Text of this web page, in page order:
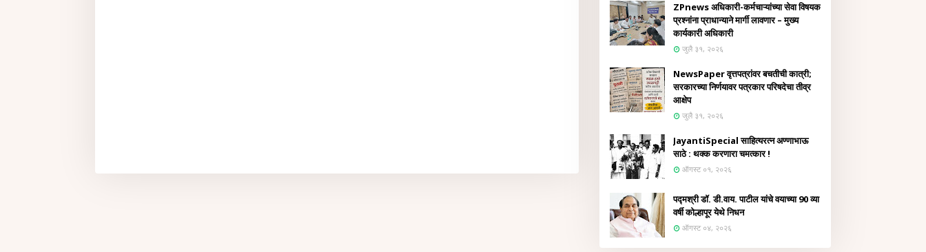
ZPnews अधिकारी-कर्मचाऱ्यांच्या सेवा विषयक
प्रश्नांना प्राधान्याने मार्गी लावणार – मुख्य
कार्यकारी अधिकारी
जुलै ३१, २०२६
NewsPaper वृत्तपत्रांवर बचतीची कात्री;
सरकारच्या निर्णयावर पत्रकार परिषदेचा तीव्र
आक्षेप
जुलै ३१, २०२६
JayantiSpecial साहित्यरत्न अण्णाभाऊ
साठे : थक्क करणारा चमत्कार !
ऑगस्ट ०१, २०२६
पद्मश्री डॉ. डी.वाय. पाटील यांचे वयाच्या 90 व्या
वर्षी कोल्हापूर येथे निधन
ऑगस्ट ०४, २०२६